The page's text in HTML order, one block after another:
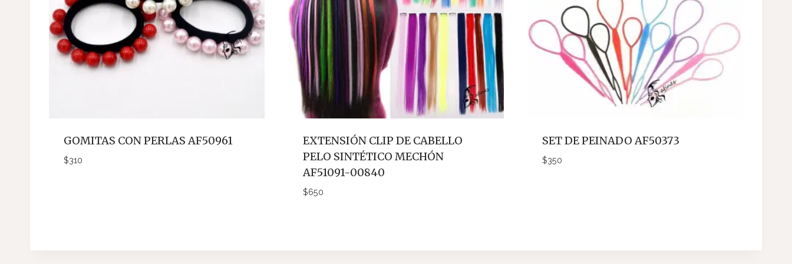
GOMITAS CON PERLAS AF50961
$310
EXTENSIÓN CLIP DE CABELLO
PELO SINTÉTICO MECHÓN
AF51091-00840
$650
SET DE PEINADO AF50373
$350